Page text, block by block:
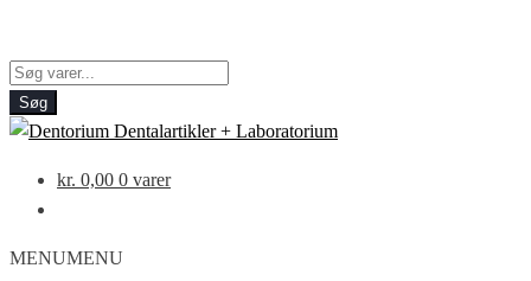
Products
search
Søg
kr. 0,00 0 varer
MENUMENU